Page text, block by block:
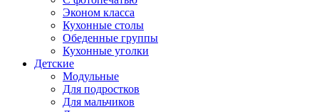
Эконом класса
Кухонные столы
Обеденные группы
Кухонные уголки
Детские
Модульные
Для подростков
Для мальчиков